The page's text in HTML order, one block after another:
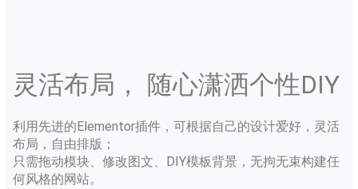
灵活布局， 随心潇洒个性DIY
利用先进的Elementor插件，可根据自己的设计爱好，灵活
布局，自由排版；
只需拖动模块、修改图文、DIY模板背景，无拘无束构建任
何风格的网站。